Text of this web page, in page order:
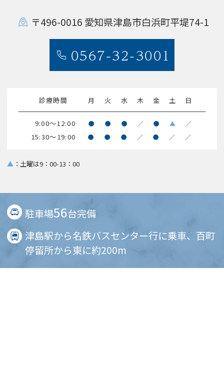
〒496-0016 愛知県津島市白浜町平堤74-1
0567-32-3001
診療時間 月 火 水 木 金 土 日
9:00～12:00 ● ● ● ／ ● ▲ ／
15:30～19:00 ● ● ● ／ ● ／ ／
▲ ：土曜は9：00-13：00
駐車場56台完備
津島駅から名鉄バスセンター行に乗車、百町
停留所から東に約200m